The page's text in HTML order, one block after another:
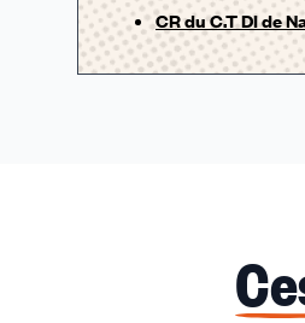
CR du C.T DI de